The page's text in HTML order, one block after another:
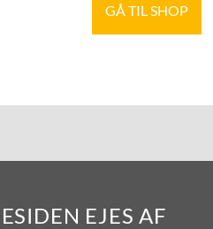
GÅ TIL SHOP
EJES AF